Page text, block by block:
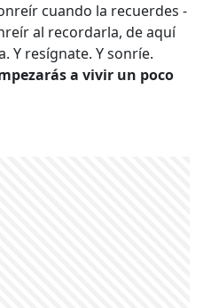
cuando la recuerdes -
al recordarla, de aquí
Y resígnate. Y sonríe.
a vivir un poco